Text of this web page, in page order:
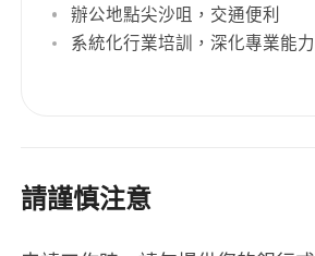
辦公地點尖沙咀，交通便利
系統化行業培訓，深化專業能力
請謹慎注意